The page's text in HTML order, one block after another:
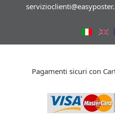
Pagamenti sicuri con